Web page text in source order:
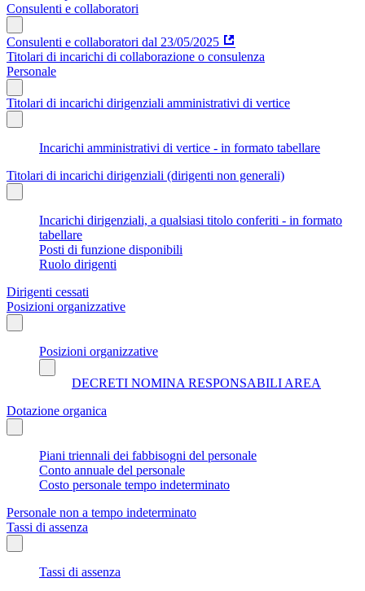
Consulenti e collaboratori
Consulenti e collaboratori dal 23/05/2025
Titolari di incarichi di collaborazione o consulenza
Personale
Titolari di incarichi dirigenziali amministrativi di vertice
Incarichi amministrativi di vertice - in formato tabellare
Titolari di incarichi dirigenziali (dirigenti non generali)
Incarichi dirigenziali, a qualsiasi titolo conferiti - in formato
tabellare
Posti di funzione disponibili
Ruolo dirigenti
Dirigenti cessati
Posizioni organizzative
Posizioni organizzative
DECRETI NOMINA RESPONSABILI AREA
Dotazione organica
Piani triennali dei fabbisogni del personale
Conto annuale del personale
Costo personale tempo indeterminato
Personale non a tempo indeterminato
Tassi di assenza
Tassi di assenza